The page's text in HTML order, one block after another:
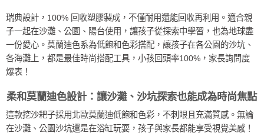
瑞典設計，100% 回收塑膠製成，不僅耐用還能回收再利用。適合親
子一起在沙灘、公園、陽台使用，讓孩子從探索中學習，也為地球盡
一份愛心。莫蘭迪色系為低飽和色彩搭配，讓孩子在各公園的沙坑、
各海灘上，都是最佳時尚搭配工具，小孩回頭率100%，家長詢問度
爆表！
柔和莫蘭迪色設計：讓沙灘、沙坑探索也能成為時尚焦點
這款挖沙耙子採用北歐莫蘭迪低飽和色彩，不刺眼且充滿質感。無論
在沙灘、公園沙坑還是在浴缸玩耍，孩子與家長都能享受視覺美感！